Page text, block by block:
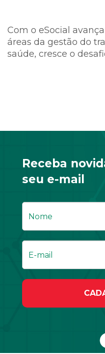
Com o eSocial
áreas da gestão do
saúde, cresce o
Receba
seu e-mail